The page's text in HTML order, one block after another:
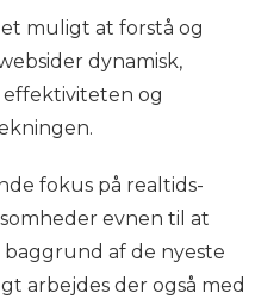
muligt at forstå og
dynamisk,
og
fokus på realtids-
evnen til at
af de nyeste
arbejdes der også med